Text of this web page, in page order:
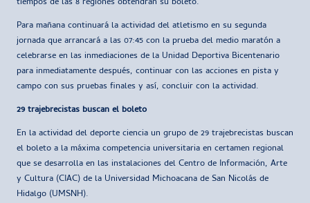
Para mañana continuará la actividad del atletismo en su segunda
jornada que arrancará a las 07:45 con la prueba del medio maratón a
celebrarse en las inmediaciones de la Unidad Deportiva Bicentenario
para inmediatamente después, continuar con las acciones en pista y
campo con sus pruebas finales y así, concluir con la actividad.
29 trajebrecistas buscan el boleto
En la actividad del deporte ciencia un grupo de 29 trajebrecistas buscan
el boleto a la máxima competencia universitaria en certamen regional
que se desarrolla en las instalaciones del Centro de Información, Arte
y Cultura (CIAC) de la Universidad Michoacana de San Nicolás de
Hidalgo (UMSNH).